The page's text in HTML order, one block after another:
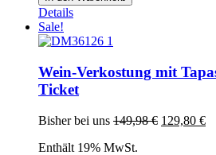
mit
Tapas
für
2
Personen
-
Ticket
Details
Sale!
Wein-Verkostung mit
Ticket
Bisher bei uns 149,98€ 129,80 €
Enthält 19% MwSt.